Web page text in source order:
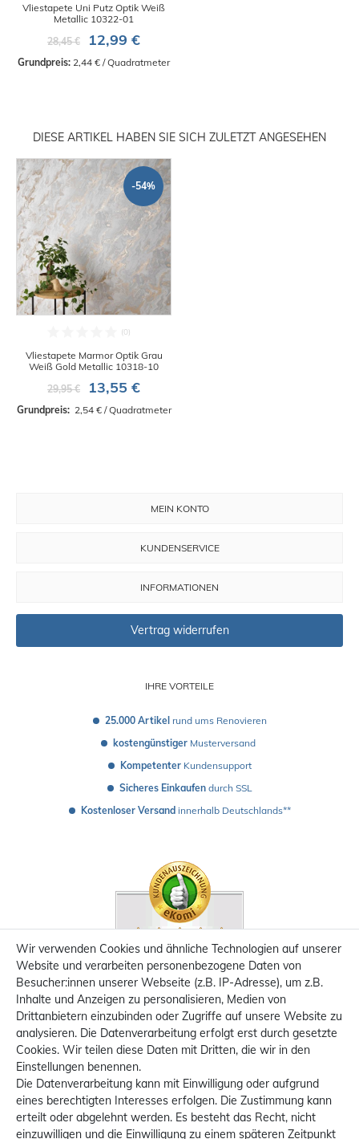
Vliestapete Uni Putz Optik Weiß
Metallic 10322-01
28,45 €
12,99 €
Grundpreis: 2,44 € / Quadratmeter
DIESE ARTIKEL HABEN SIE SICH ZULETZT ANGESEHEN
-54%
Vliestapete Marmor Optik Grau
Weiß Gold Metallic 10318-10
29,95 €
13,55 €
Grundpreis: 2,54 € / Quadratmeter
IHRE VORTEILE
25.000 Artikel rund ums Renovieren
kostengünstiger Musterversand
Kompetenter Kundensupport
Sicheres Einkaufen durch SSL
Kostenloser Versand innerhalb Deutschlands**
MEIN KONTO
KUNDENSERVICE
INFORMATIONEN
Vertrag widerrufen
Wir verwenden Cookies und ähnliche Technologien auf unserer
Website und verarbeiten personenbezogene Daten von
Besucher:innen unserer Webseite (z.B. IP-Adresse), um z.B.
Inhalte und Anzeigen zu personalisieren, Medien von
Drittanbietern einzubinden oder Zugriffe auf unsere Website zu
analysieren. Die Datenverarbeitung erfolgt erst durch gesetzte
Cookies. Wir teilen diese Daten mit Dritten, die wir in den
Einstellungen benennen.
Die Datenverarbeitung kann mit Einwilligung oder aufgrund
eines berechtigten Interesses erfolgen. Die Zustimmung kann
erteilt oder abgelehnt werden. Es besteht das Recht, nicht
einzuwilligen und die Einwilligung zu einem späteren Zeitpunkt